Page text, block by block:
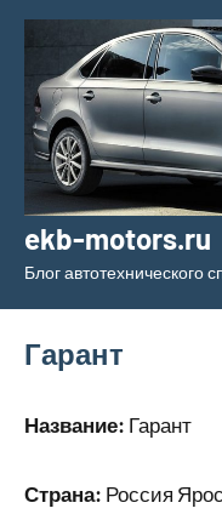
Перейти
содержимому
ekb-motors.ru
Блог автотехнического
Гарант
Название: Гарант
Страна: Россия